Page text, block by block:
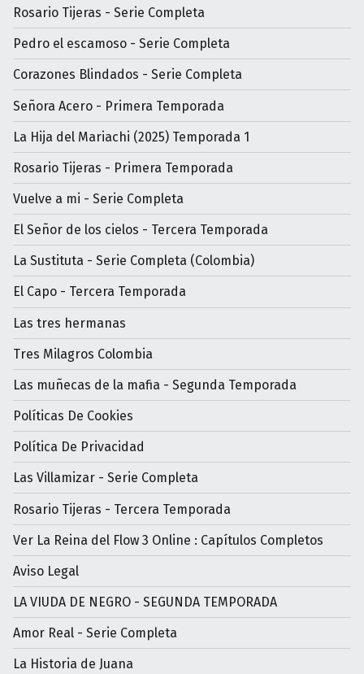
Rosario Tijeras - Serie Completa
Pedro el escamoso - Serie Completa
Corazones Blindados - Serie Completa
Señora Acero - Primera Temporada
La Hija del Mariachi (2025) Temporada 1
Rosario Tijeras - Primera Temporada
Vuelve a mi - Serie Completa
El Señor de los cielos - Tercera Temporada
La Sustituta - Serie Completa (Colombia)
El Capo - Tercera Temporada
Las tres hermanas
Tres Milagros Colombia
Las muñecas de la mafia - Segunda Temporada
Políticas De Cookies
Política De Privacidad
Las Villamizar - Serie Completa
Rosario Tijeras - Tercera Temporada
Ver La Reina del Flow 3 Online : Capítulos Completos
Aviso Legal
LA VIUDA DE NEGRO - SEGUNDA TEMPORADA
Amor Real - Serie Completa
La Historia de Juana